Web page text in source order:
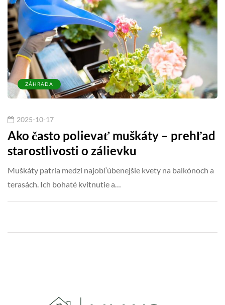
ZÁHRADA
2025-10-17
Ako často polievať muškáty – prehľad
starostlivosti o zálievku
Muškáty patria medzi najobľúbenejšie kvety na balkónoch a
terasách. Ich bohaté kvitnutie a…